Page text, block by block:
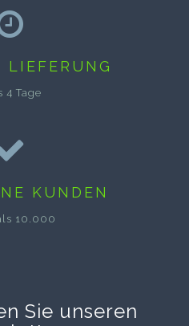
LIEFERUNG
4 Tage
KUNDEN
10.000
Sie unseren